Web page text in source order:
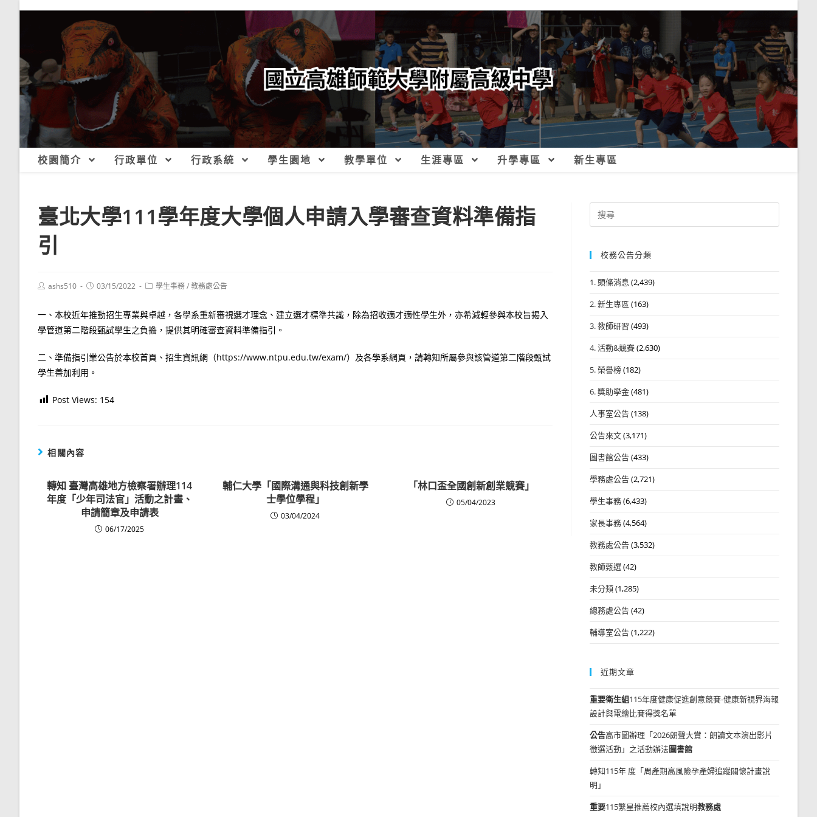
校園簡介 行政單位 行政系統 學生園地 教學單位 生涯專區 升學專區 新生專區
臺北大學111學年度大學個人申請入學審查資料準備指
引
Postashs510
Post03/15/2022
Post學生事務/教務處公告
一、本校近年推動招生專業與卓越，各學系重新審視選才理念、建立選才標準共識，除為招收適才適性學生外，亦希減輕參與本校旨揭入
學管道第二階段甄試學生之負擔，提供其明確審查資料準備指引。
二、準備指引業公告於本校首頁、招生資訊網（https://www.ntpu.edu.tw/exam/）及各學系網頁，請轉知所屬參與該管道第二階段甄試
學生善加利用。
Post Views: 154
相關內容
轉知 臺灣高雄地方檢察署辦理114
年度「少年司法官」活動之計畫、
申請簡章及申請表
06/17/2025
輔仁大學「國際溝通與科技創新學
士學位學程」
03/04/2024
「林口盃全國創新創業競賽」
05/04/2023
Search
for:
校務公告分類
1. 頭條消息 (2,439)
2. 新生專區 (163)
3. 教師研習 (493)
4. 活動&競賽(2,630)
5. 榮譽榜(182)
6. 獎助學金(481)
人事室公告(138)
公告來文(3,171)
圖書館公告(433)
學務處公告(2,721)
學生事務(6,433)
家長事務(4,564)
教務處公告(3,532)
教師甄選(42)
未分類(1,285)
總務處公告(42)
輔導室公告(1,222)
近期文章
重要衛生組115年度健康促進創意競賽-健康新視界海報
設計與電繪比賽得獎名單
公告高市圖辦理「2026朗聲大賞：朗讀文本演出影片
徵選活動」之活動辦法圖書館
轉知115年 度「周產期高風險孕產婦追蹤關懷計畫說
明」
重要115繁星推薦校內選填說明教務處